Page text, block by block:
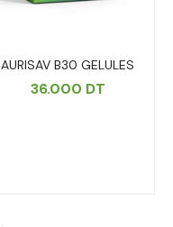
AURISAV B30 GELULES
36.000 DT